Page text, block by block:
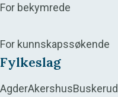
For bekymrede
For kunnskapssøkende
Fylkeslag
AgderAkershusBuskerud